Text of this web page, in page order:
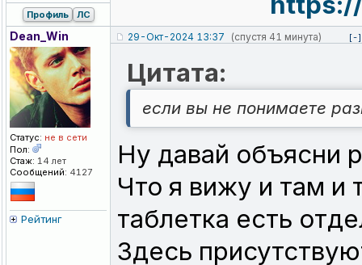
Профиль ЛС
Dean_Win
Статус: не в сети
Пол:
Стаж: 14 лет
Сообщений: 4127
Рейтинг
29-Окт-2024 13:37 (спустя 41 минута) [-]
Цитата:
если вы не понимаете
Ну давай объясни
Что я вижу и там и
таблетка есть
Здесь